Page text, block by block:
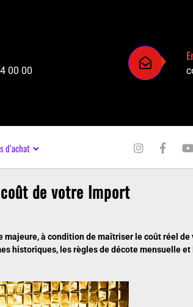
00 00
d’achat
de votre Import
majeure, à condition de maîtriser le coût réel
historiques, les règles de décote mensuelle